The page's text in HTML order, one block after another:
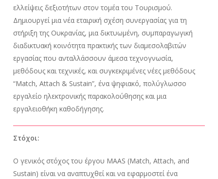
ελλείψεις δεξιοτήτων στον τομέα του Τουρισμού.
Δημιουργεί μια νέα εταιρική σχέση συνεργασίας για τη
στήριξη της Ουκρανίας, μια δικτυωμένη, συμπαραγωγική
διαδικτυακή κοινότητα πρακτικής των διαμεσολαβιτών
εργασίας που ανταλλάσσουν άμεσα τεχνογνωσία,
μεθόδους και τεχνικές, και συγκεκριμένες νέες μεθόδους
“Match, Attach & Sustain”, ένα ψηφιακό, πολύγλωσσο
εργαλείο ηλεκτρονικής παρακολούθησης και μια
εργαλειοθήκη καθοδήγησης.
Στόχοι:
Ο γενικός στόχος του έργου MAAS (Match, Attach, and
Sustain) είναι να αναπτυχθεί και να εφαρμοστεί ένα